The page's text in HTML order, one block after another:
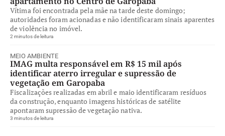
Vítima foi encontrada pela mãe na tarde deste domingo;
autoridades foram acionadas e não identificaram sinais aparentes
de violência no imóvel.
2 minutos de leitura
MEIO AMBIENTE
IMAG multa responsável em R$ 15 mil após
identificar aterro irregular e supressão de
vegetação em Garopaba
Fiscalizações realizadas em abril e maio identificaram resíduos
da construção, enquanto imagens históricas de satélite
apontaram supressão de vegetação nativa.
3 minutos de leitura